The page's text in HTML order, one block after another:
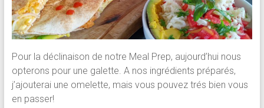
Pour la déclinaison de notre Meal Prep, aujourd’hui nous
opterons pour une galette. A nos ingrédients préparés,
j’ajouterai une omelette, mais vous pouvez trés bien vous
en passer!